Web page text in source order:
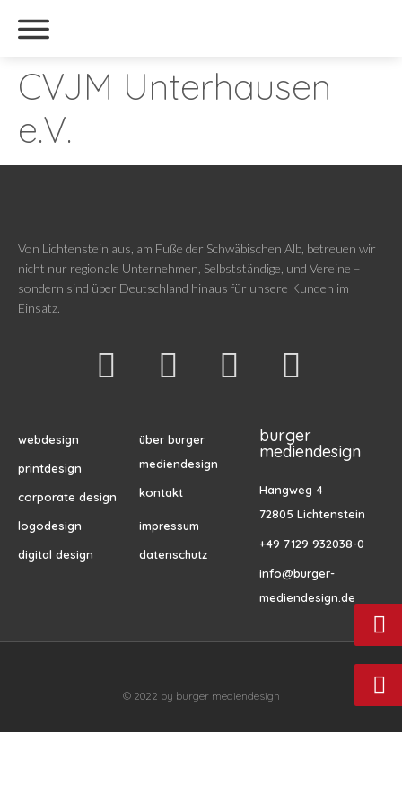
CVJM Unterhausen
e.V.
Von Lichtenstein aus, am Fuße der Schwäbischen Alb, betreuen wir
nicht nur regionale Unternehmen, Selbstständige, und Vereine –
sondern sind über Deutschland hinaus für unsere Kunden im
Einsatz.
webdesign
printdesign
corporate design
logodesign
digital design
über burger
mediendesign
kontakt
impressum
datenschutz
burger
mediendesign
Hangweg 4
72805 Lichtenstein
+49 7129 932038-0
info@burger-
mediendesign.de
© 2022 by burger mediendesign